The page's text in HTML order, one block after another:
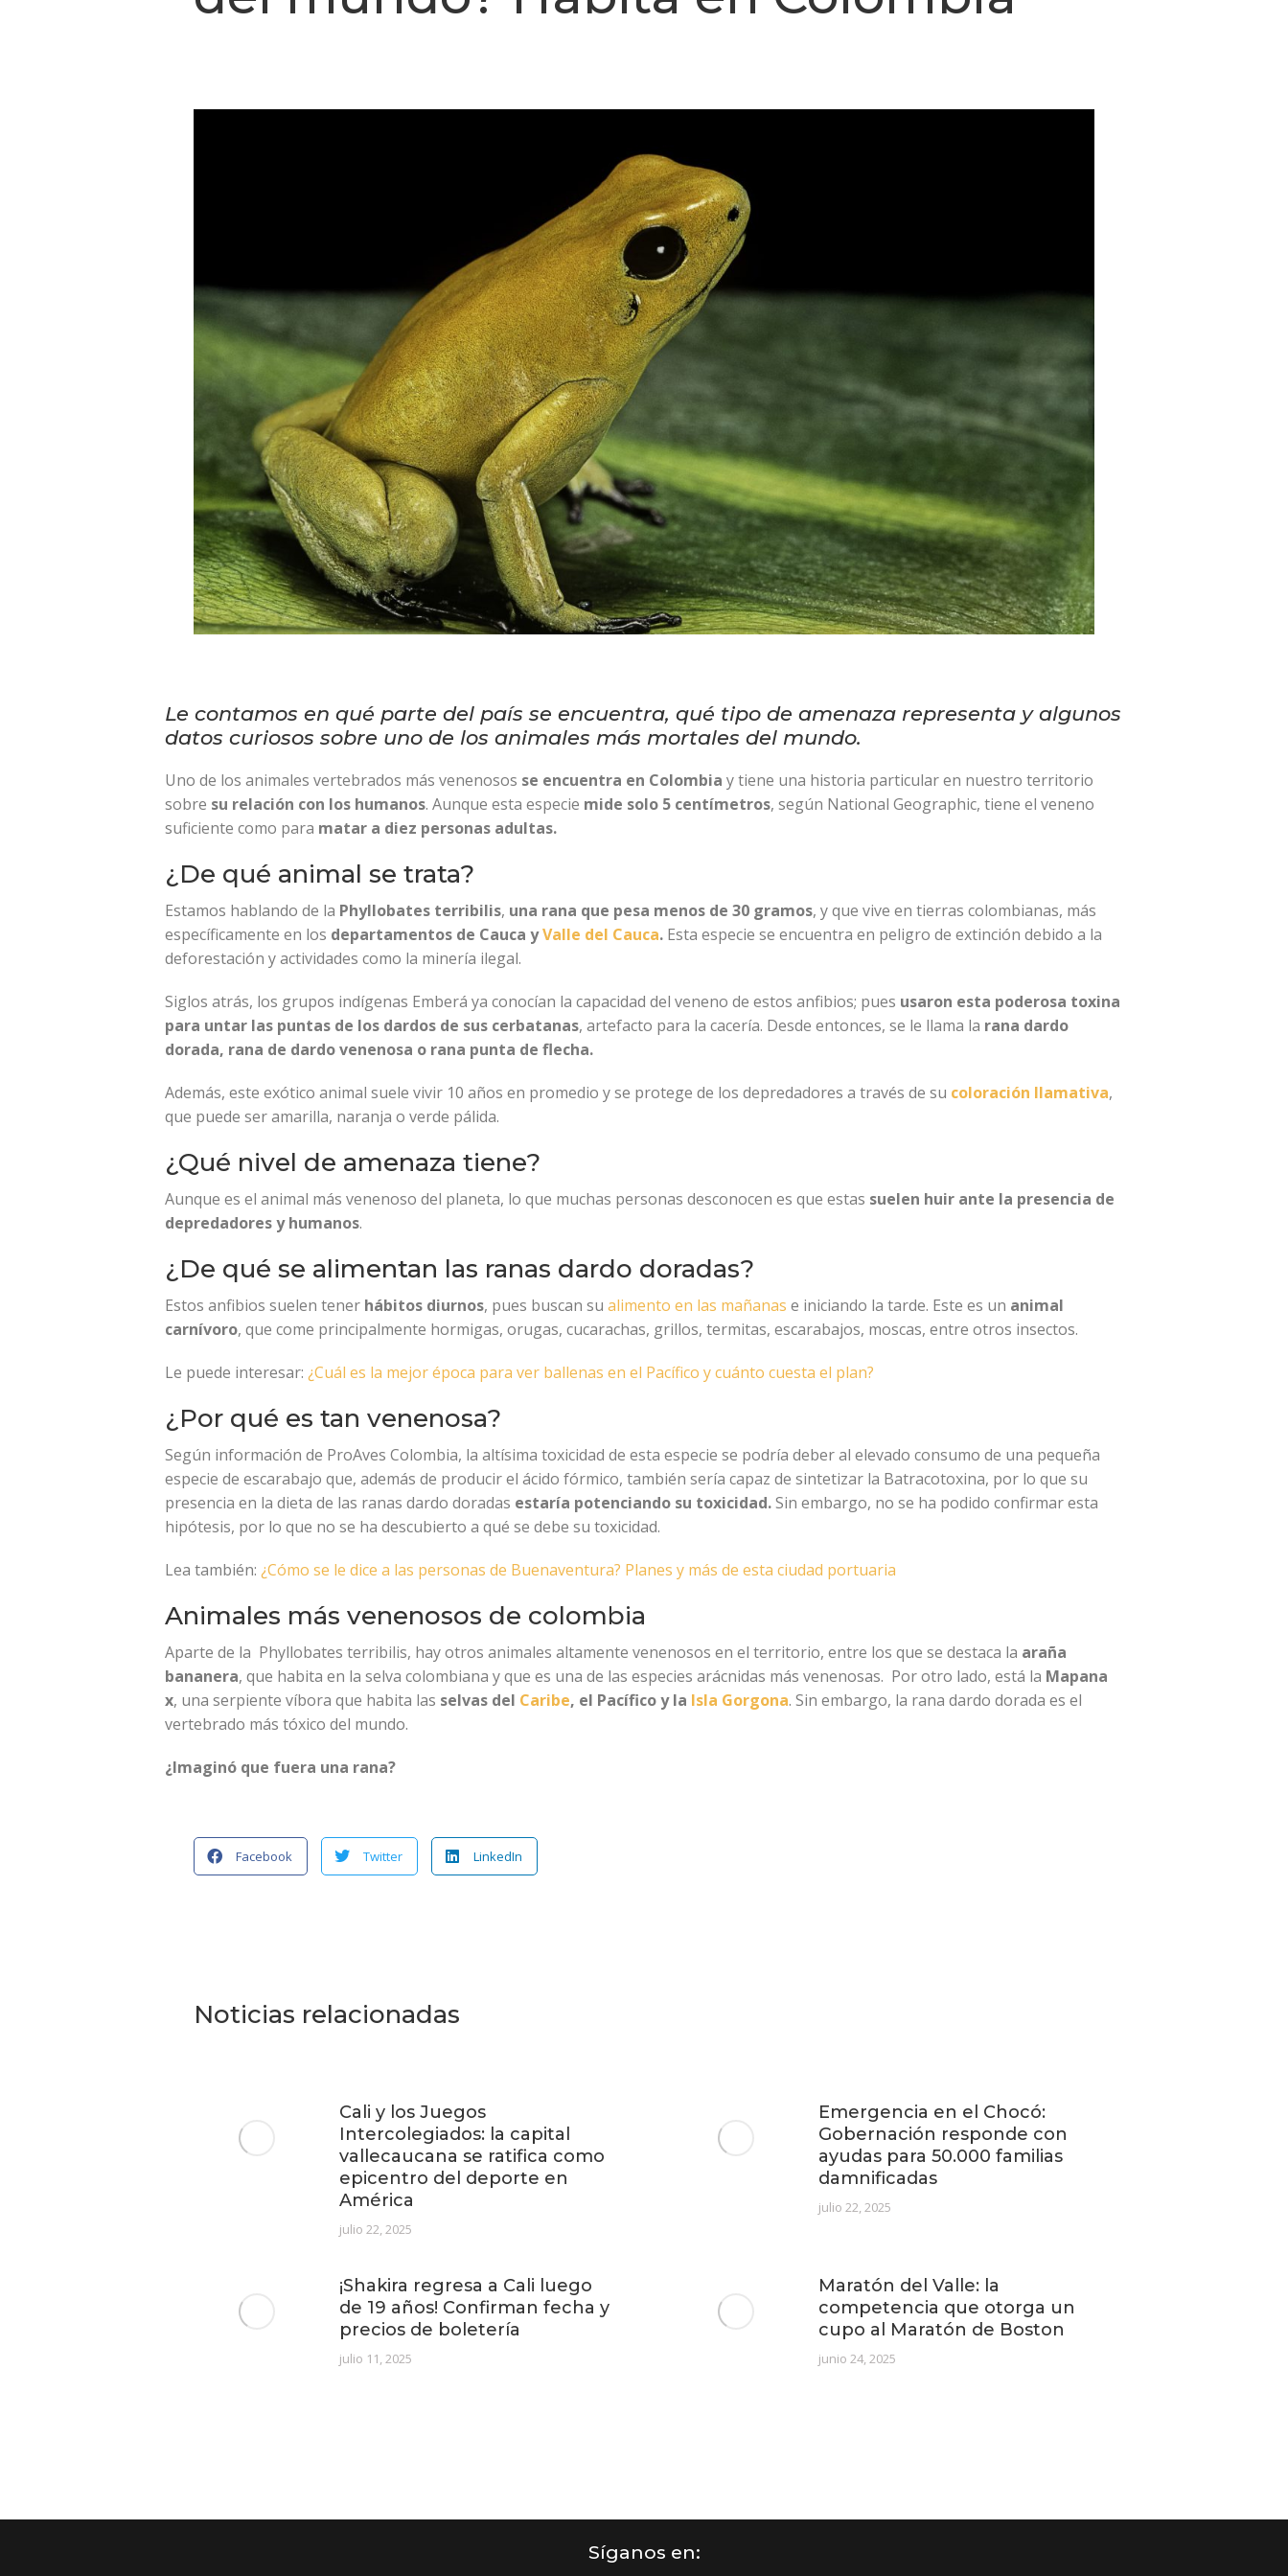
Le contamos en qué parte del país se encuentra, qué tipo de amenaza representa y algunos
datos curiosos sobre uno de los animales más mortales del mundo.
Uno de los animales vertebrados más venenosos se encuentra en Colombia y tiene una historia particular en nuestro territorio
sobre su relación con los humanos. Aunque esta especie mide solo 5 centímetros, según National Geographic, tiene el veneno
suficiente como para matar a diez personas adultas.
¿De qué animal se trata?
Estamos hablando de la Phyllobates terribilis, una rana que pesa menos de 30 gramos, y que vive en tierras colombianas, más
específicamente en los departamentos de Cauca yValle del Cauca. Esta especie se encuentra en peligro de extinción debido a la
deforestación y actividades como la minería ilegal.
Siglos atrás, los grupos indígenas Emberá ya conocían la capacidad del veneno de estos anfibios; pues usaron esta poderosa toxina
para untar las puntas de los dardos de sus cerbatanas, artefacto para la cacería. Desde entonces, se le llama la rana dardo
dorada, rana de dardo venenosa o rana punta de flecha.
Además, este exótico animal suele vivir 10 años en promedio y se protege de los depredadores a través de su coloración llamativa,
que puede ser amarilla, naranja o verde pálida.
¿Qué nivel de amenaza tiene?
Aunque es el animal más venenoso del planeta, lo que muchas personas desconocen es que estas suelen huir ante la presencia de
depredadores y humanos.
¿De qué se alimentan las ranas dardo doradas?
Estos anfibios suelen tener hábitos diurnos, pues buscan su alimento en las mañanas e iniciando la tarde. Este es un animal
carnívoro, que come principalmente hormigas, orugas, cucarachas, grillos, termitas, escarabajos, moscas, entre otros insectos.
Le puede interesar: ¿Cuál es la mejor época para ver ballenas en el Pacífico y cuánto cuesta el plan?
¿Por qué es tan venenosa?
Según información de ProAves Colombia, la altísima toxicidad de esta especie se podría deber al elevado consumo de una pequeña
especie de escarabajo que, además de producir el ácido fórmico, también sería capaz de sintetizar la Batracotoxina, por lo que su
presencia en la dieta de las ranas dardo doradas estaría potenciando su toxicidad.Sin embargo, no se ha podido confirmar esta
hipótesis, por lo que no se ha descubierto a qué se debe su toxicidad.
Lea también: ¿Cómo se le dice a las personas de Buenaventura? Planes y más de esta ciudad portuaria
Animales más venenosos de colombia
Aparte de la Phyllobates terribilis, hay otros animales altamente venenosos en el territorio, entre los que se destaca la araña
bananera, que habita en la selva colombiana y que es una de las especies arácnidas más venenosas. Por otro lado, está la Mapana
x, una serpiente víbora que habita las selvas del Caribe, el Pacífico y la Isla Gorgona. Sin embargo, la rana dardo dorada es el
vertebrado más tóxico del mundo.
¿Imaginó que fuera una rana?
Facebook Twitter LinkedIn
Noticias relacionadas
Cali y los Juegos
Intercolegiados: la capital
vallecaucana se ratifica como
epicentro del deporte en
América
julio 22, 2025
Emergencia en el Chocó:
Gobernación responde con
ayudas para 50.000 familias
damnificadas
julio 22, 2025
¡Shakira regresa a Cali luego
de 19 años! Confirman fecha y
precios de boletería
julio 11, 2025
Maratón del Valle: la
competencia que otorga un
cupo al Maratón de Boston
junio 24, 2025
Síganos en: